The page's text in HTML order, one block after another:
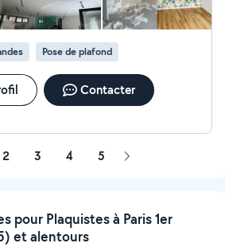
(électricité, plomberie,
proposer une solution complète.
propres et respect des délais. -
rapide
Pose de plafond
Contacter
2 3 4 5 Page
pour Plaquistes à Paris 1er
et alentours